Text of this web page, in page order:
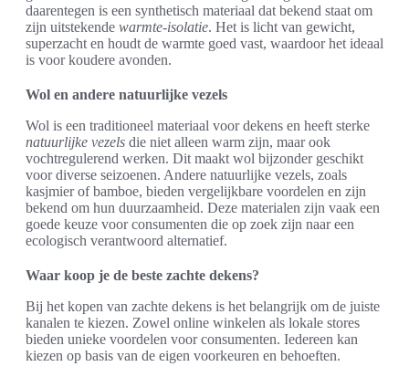
daarentegen is een synthetisch materiaal dat bekend staat om
zijn uitstekende warmte-isolatie. Het is licht van gewicht,
superzacht en houdt de warmte goed vast, waardoor het ideaal
is voor koudere avonden.
Wol en andere natuurlijke vezels
Wol is een traditioneel materiaal voor dekens en heeft sterke
natuurlijke vezels die niet alleen warm zijn, maar ook
vochtregulerend werken. Dit maakt wol bijzonder geschikt
voor diverse seizoenen. Andere natuurlijke vezels, zoals
kasjmier of bamboe, bieden vergelijkbare voordelen en zijn
bekend om hun duurzaamheid. Deze materialen zijn vaak een
goede keuze voor consumenten die op zoek zijn naar een
ecologisch verantwoord alternatief.
Waar koop je de beste zachte dekens?
Bij het kopen van zachte dekens is het belangrijk om de juiste
kanalen te kiezen. Zowel online winkelen als lokale stores
bieden unieke voordelen voor consumenten. Iedereen kan
kiezen op basis van de eigen voorkeuren en behoeften.